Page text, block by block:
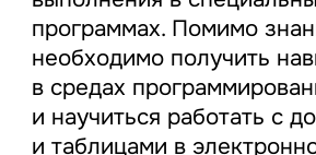
программах. Помимо
необходимо получить
в средах
и научиться работать с
и таблицами в